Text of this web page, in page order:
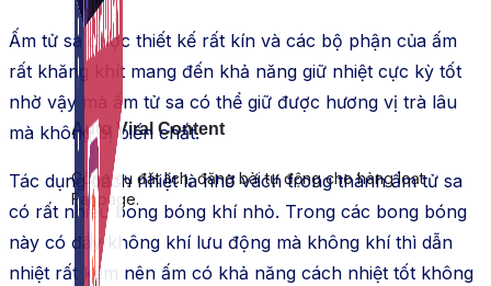
Auto Viral Content
Công cụ đặt lịch, đăng bài tự động cho hàng loạt
Fanpage.
Ấm tử sa được thiết kế rất kín và các bộ phận của ấm
rất khăng khít mang đến khả năng giữ nhiệt cực kỳ tốt
nhờ vậy mà ấm tử sa có thể giữ được hương vị trà lâu
mà không bị biến chất.
Tác dụng cách nhiệt là nhờ vách trong thành ấm tử sa
có rất nhiều bong bóng khí nhỏ. Trong các bong bóng
này có đầy không khí lưu động mà không khí thì dẫn
nhiệt rất kém nên ấm có khả năng cách nhiệt tốt không